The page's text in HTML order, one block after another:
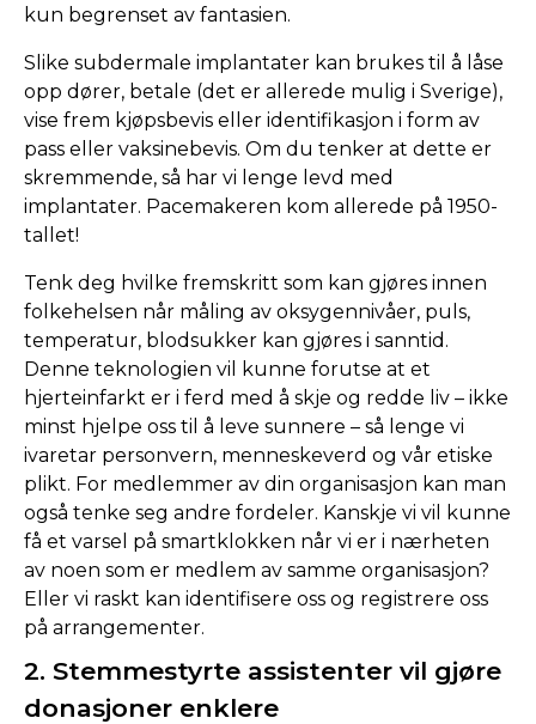
kun begrenset av fantasien.
Slike subdermale implantater kan brukes til å låse
opp dører, betale (det er allerede mulig i Sverige),
vise frem kjøpsbevis eller identifikasjon i form av
pass eller vaksinebevis. Om du tenker at dette er
skremmende, så har vi lenge levd med
implantater. Pacemakeren kom allerede på 1950-
tallet!
Tenk deg hvilke fremskritt som kan gjøres innen
folkehelsen når måling av oksygennivåer, puls,
temperatur, blodsukker kan gjøres i sanntid.
Denne teknologien vil kunne forutse at et
hjerteinfarkt er i ferd med å skje og redde liv – ikke
minst hjelpe oss til å leve sunnere – så lenge vi
ivaretar personvern, menneskeverd og vår etiske
plikt. For medlemmer av din organisasjon kan man
også tenke seg andre fordeler. Kanskje vi vil kunne
få et varsel på smartklokken når vi er i nærheten
av noen som er medlem av samme organisasjon?
Eller vi raskt kan identifisere oss og registrere oss
på arrangementer.
2. Stemmestyrte assistenter vil gjøre
donasjoner enklere